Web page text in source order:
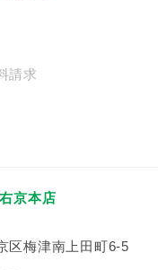
請求
京本店
区梅津南上田町6-5